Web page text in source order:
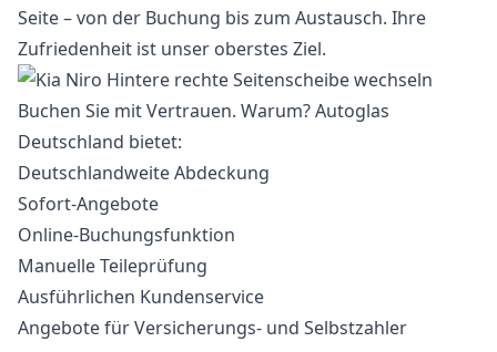
Seite – von der Buchung bis zum Austausch. Ihre
Zufriedenheit ist unser oberstes Ziel.
Buchen Sie mit Vertrauen. Warum? Autoglas
Deutschland bietet:
Deutschlandweite Abdeckung
Sofort-Angebote
Online-Buchungsfunktion
Manuelle Teileprüfung
Ausführlichen Kundenservice
Angebote für Versicherungs- und Selbstzahler